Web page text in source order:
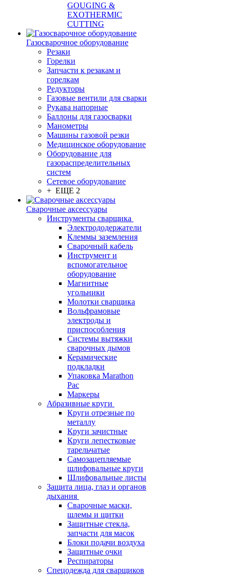
GOUGING &
EXOTHERMIC
CUTTING
Газосварочное оборудование
Резаки
Горелки
Запчасти к резакам и
горелкам
Редукторы
Газовые вентили для сварки
Рукава напорные
Баллоны для газосварки
Манометры
Машины газовой резки
Медицинское оборудование
Оборудование для
газораспределительных
систем
Сетевое оборудование
+ ЕЩЕ 2
Сварочные аксессуары
Инструменты сварщика
Электрододержатели
Клеммы заземления
Сварочный кабель
Инструмент и
вспомогательное
оборудование
Магнитные
угольники
Молотки сварщика
Вольфрамовые
электроды и
приспособления
Системы вытяжки
сварочных дымов
Керамические
подкладки
Упаковка Marathon
Pac
Маркеры
Абразивные круги
Круги отрезные по
металлу
Круги зачистные
Круги лепестковые
тарельчатые
Самозацепляемые
шлифовальные круги
Шлифовальные листы
Защита лица, глаз и органов
дыхания
Сварочные маски,
шлемы и щитки
Защитные стекла,
запчасти для масок
Блоки подачи воздуха
Защитные очки
Респираторы
Спецодежда для сварщиков